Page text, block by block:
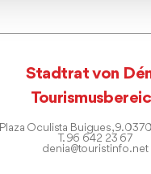
Stadtrat von
Plaza Oculista Buigues, 9.
T. 96 642 23 67
denia@touristinfo.net